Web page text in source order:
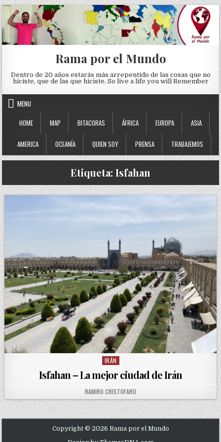
Skip to content
Rama por el Mundo
Dentro de 20 años estarás más arrepentido de las cosas que no
hiciste, que de las que hiciste. So live a life you will Remember
MENU
HOME
MAP BITACORAS ÁFRICA EUROPA ASIA
AMERICA OCEANÍA QUIEN SOY PRENSA TRABAJEMOS
Etiqueta: Isfahan
Posted in
IRÁN
Isfahan – La mejor ciudad de Irán
AUTHOR:
RAMIRO CRISTOFARO
Copyright © 2026 Rama por el Mundo